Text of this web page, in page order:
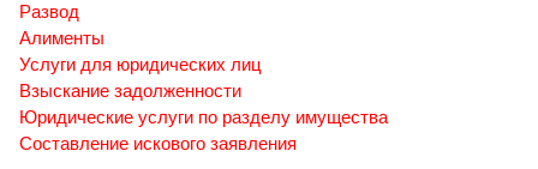
Развод
Алименты
Услуги для юридических лиц
Взыскание задолженности
Юридические услуги по разделу имущества
Составление искового заявления